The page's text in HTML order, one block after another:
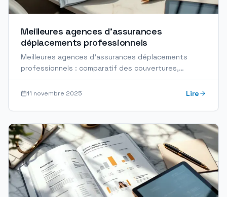
Meilleures agences d’assurances
déplacements professionnels
Meilleures agences d'assurances déplacements
professionnels : comparatif des couvertures,
garanties, tarifs et critères pour choisir le bon
partenaire.
11 novembre 2025 Lire